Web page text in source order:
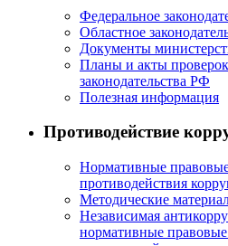
Федеральное
Областное
Документы
Планы и акты
законодательства РФ
Полезная информация
Противодействие
Нормативные
противодействия
Методические
Независимая
нормативные